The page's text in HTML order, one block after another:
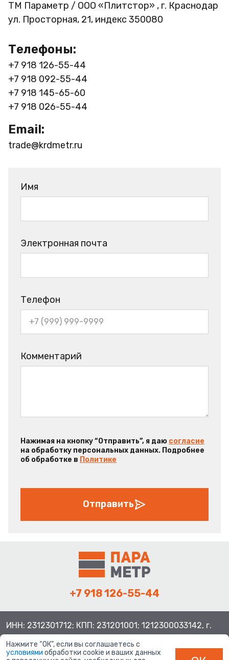
ТМ Параметр / ООО «Плитстор» , г. Краснодар
ул. Просторная, 21, индекс 350080
Телефоны:
+7 918 126-55-44
+7 918 092-55-44
+7 918 145-65-60
+7 918 026-55-44
Email:
trade@krdmetr.ru
Имя
Электронная почта
Телефон
Комментарий
Нажимая на кнопку “Отправить”, я даю согласие
на обработку персональных данных. Подробнее
об обработке в Политике
Отправить
+7 918 126-55-44
ИНН: 2312301712; КПП: 231201001; 1212300033142, г.
Краснодар ул. Просторная, 21, индекс 350080
Нажмите “ОК”, если вы соглашаетесь с
условиями обработки cookie и ваших данных